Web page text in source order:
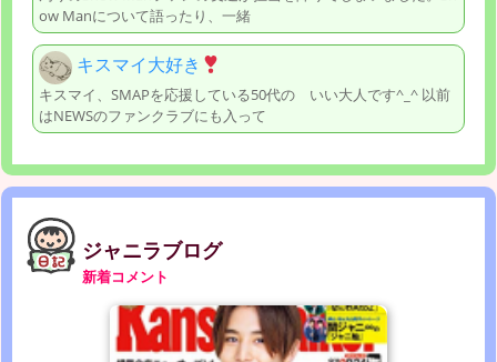
ow Manについて語ったり、一緒
キスマイ大好き
キスマイ、SMAPを応援している50代の いい大人です^_^ 以前
はNEWSのファンクラブにも入って
ジャニラブログ
新着コメント